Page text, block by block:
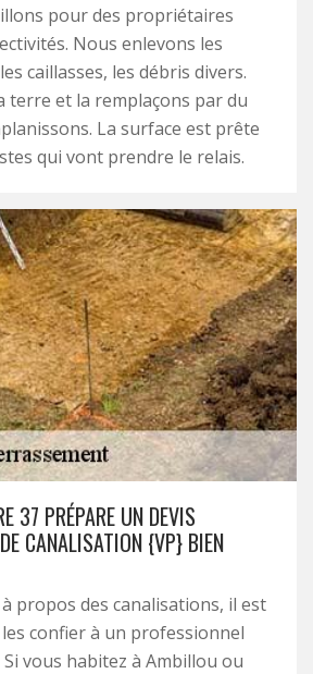
pour des propriétaires
Nous enlevons les
caillasses, les débris divers.
terre et la remplaçons par du
La surface est prête
qui vont prendre le relais.
37 PRÉPARE UN DEVIS
CANALISATION {VP} BIEN
propos des canalisations, il est
confier à un professionnel
vous habitez à Ambillou ou